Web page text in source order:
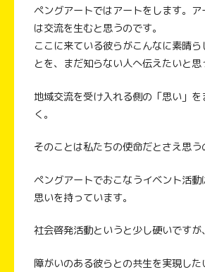
ペングアートではアートをします。
は交流を生むと思うのです。
ここに来ている彼らがこんなに素晴
とを、まだ知らない人へ伝えたいと思
地域交流を受け入れる側の「思い」
く。
そのことは私たちの使命だとさえ思う
ペングアートでおこなうイベント活
思いを持っています。
社会啓発活動というと少し硬いですが、
障がいのある彼らとの共生を実現し